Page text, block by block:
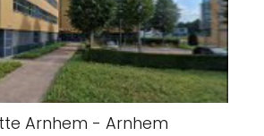
Arnhem - Arnhem